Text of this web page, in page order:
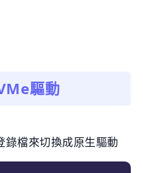
驅動
錄檔來切換成原生驅動